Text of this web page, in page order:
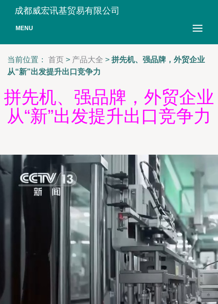
成都威宏讯基贸易有限公司
MENU
当前位置： 首页 > 产品大全 > 拼先机、强品牌，外贸企业
从“新”出发提升出口竞争力
拼先机、强品牌，外贸企业
从“新”出发提升出口竞争力